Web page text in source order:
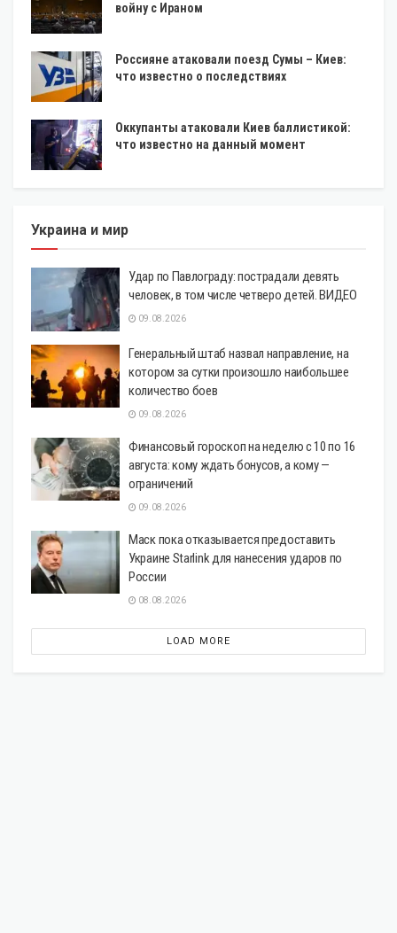
войну с Ираном
Россияне атаковали поезд Сумы – Киев:
что известно о последствиях
Оккупанты атаковали Киев баллистикой:
что известно на данный момент
Украина и мир
Удар по Павлограду: пострадали девять
человек, в том числе четверо детей. ВИДЕО
09.08.2026
Генеральный штаб назвал направление, на
котором за сутки произошло наибольшее
количество боев
09.08.2026
Финансовый гороскоп на неделю с 10 по 16
августа: кому ждать бонусов, а кому —
ограничений
09.08.2026
Маск пока отказывается предоставить
Украине Starlink для нанесения ударов по
России
08.08.2026
LOAD MORE